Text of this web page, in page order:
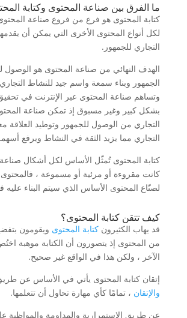
ما الفرق بين صناعة المحتوى وكتابة
كتابة المحتوى هو فرع من فروع صناعة
لكل أنواع المحتوى الأخرى التي يمكن أن
التجاري للجمهور.
الهدف النهائي من صناعة المحتوى هو الوصول
الجمهور وبناء سمعة واسم جيد للنشاط
وتساهم صناعة المحتوى عبر الإنترنت في
بشكل كبير وغير مسبوق إذ تمكن صناعة
التجاري من الوصول للجمهور وتوطيد العلاقة
التجاري مما يزيد الثقة في النشاط ويرفع
كتابة المحتوى تُمثّل الأساس لكل أشكال
كانت مقروءة أو مرئية أو مسموعة ،
لصنّاع المحتوى الأساس الذي سيتم البناء
كيف تتقن كتابة المحتوى؟
قد يهاب الكثيرون كتابة المحتوى ويقومون
من المحتوى إذ يتصورون أن الكتابة موهبة
الآخر ، ولكن هذا في الواقع غير صحيح.
إتقان كتابة المحتوى يأتي في الأساس عن
والإتقان ، تمامًا كأي مهارة تحاول أن تتعلمها.
عن طريق الاستمرارية والمداومة والمواظبة